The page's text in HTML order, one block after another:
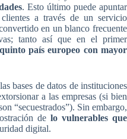
. Esto último puede apuntar
a través de un servicio
en un blanco frecuente
tanto así que en el primer
quinto país europeo con mayor
bases de datos de instituciones
a las empresas (si bien
“secuestrados”). Sin embargo,
de lo vulnerables que
digital.